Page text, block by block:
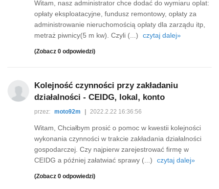
Witam, nasz administrator chce dodać do wymiaru oplat:
opłaty eksploatacyjne, fundusz remontowy, opłaty za
administrowanie nieruchomością opłaty dla zarządu itp,
metraż piwnicy(5 m kw). Czyli (...)
czytaj dalej»
(Zobacz 0 odpowiedzi)
Kolejność czynności przy zakładaniu
działalności - CEIDG, lokal, konto
przez: moto92m 2022.2.22 16:36:56
Witam, Chciałbym prosić o pomoc w kwestii kolejności
wykonania czynności w trakcie zakładania działalności
gospodarczej. Czy najpierw zarejestrować firmę w
CEIDG a później załatwiać sprawy (...)
czytaj dalej»
(Zobacz 0 odpowiedzi)